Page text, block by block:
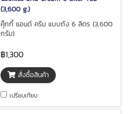
(3,600 g.)
คุ๊กกี้ แอนด์ ครีม แบบถัง 6 ลิตร (3,600
กรัม)
฿1,300
สั่งซื้อสินค้า
เปรียบเทียบ